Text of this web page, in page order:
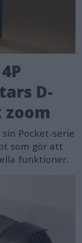
D-
zoom
Pocket-serie
som gör att
funktioner.